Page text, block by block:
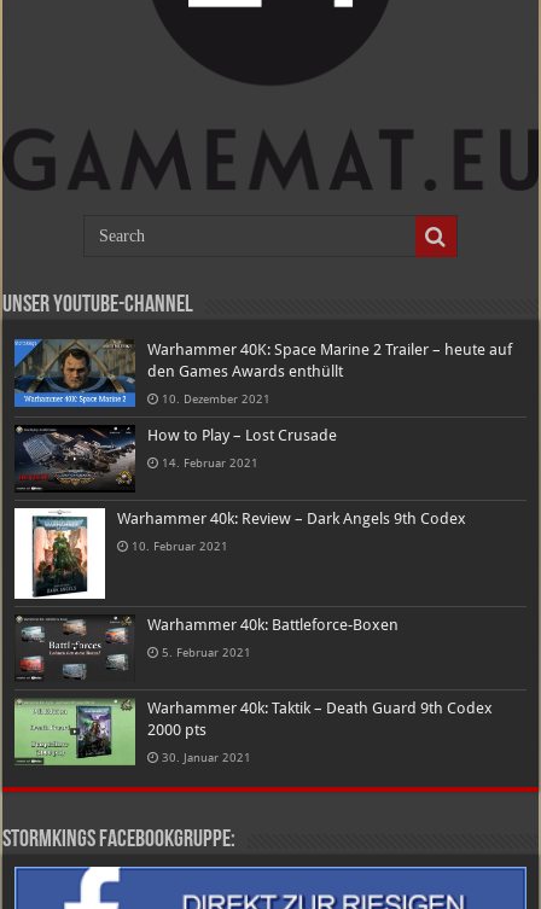
Unser Youtube-Channel
Warhammer 40K: Space Marine 2 Trailer – heute auf
den Games Awards enthüllt
10. Dezember 2021
How to Play – Lost Crusade
14. Februar 2021
Warhammer 40k: Review – Dark Angels 9th Codex
10. Februar 2021
Warhammer 40k: Battleforce-Boxen
5. Februar 2021
Warhammer 40k: Taktik – Death Guard 9th Codex
2000 pts
30. Januar 2021
Stormkings Facebookgruppe: